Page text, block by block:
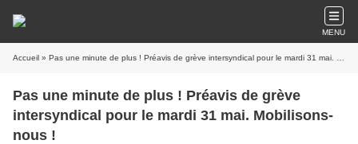
MENU
Accueil » Pas une minute de plus ! Préavis de grève intersyndical pour le mardi 31 mai. Mobilisons-nous !
Pas une minute de plus ! Préavis de grève
intersyndical pour le mardi 31 mai. Mobilisons-
nous !